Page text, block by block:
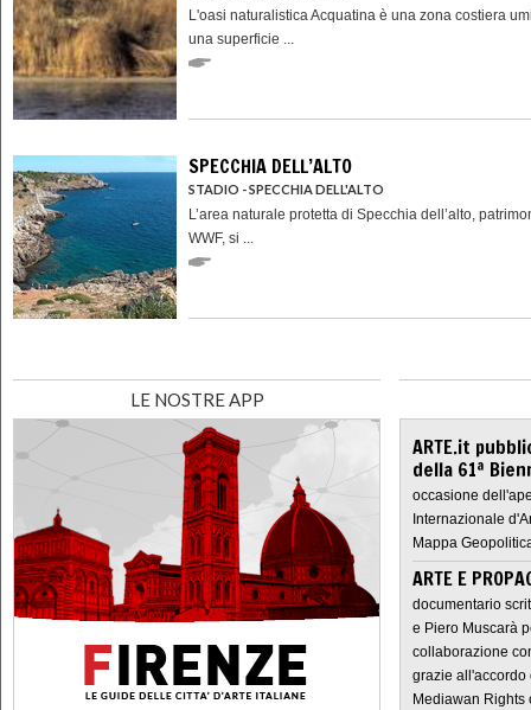
L'oasi naturalistica Acquatina è una zona costiera
una superficie ...
SPECCHIA DELL’ALTO
STADIO - SPECCHIA DELL'ALTO
L’area naturale protetta di Specchia dell’alto,
WWF, si ...
LE NOSTRE APP
ARTE.it
della 61ª
occasione
Internazionale
Mappa
ARTE E
documentario
e Piero Muscarà
collaborazione
grazie all'accordo
Mediawan